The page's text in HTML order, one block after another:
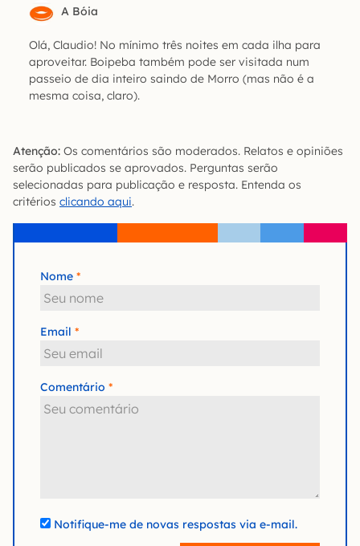
A Bóia
Olá, Claudio! No mínimo três noites em cada ilha para
aproveitar. Boipeba também pode ser visitada num
passeio de dia inteiro saindo de Morro (mas não é a
mesma coisa, claro).
Atenção: Os comentários são moderados. Relatos e opiniões
serão publicados se aprovados. Perguntas serão
selecionadas para publicação e resposta. Entenda os
critérios clicando aqui.
Nome
Email
Comentário
Notifique-me de novas respostas via e-mail.